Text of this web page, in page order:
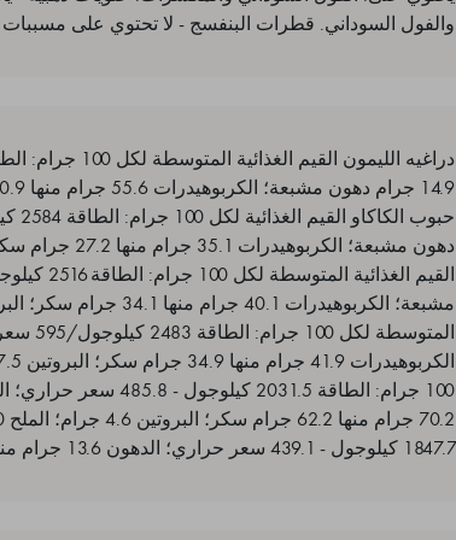
والفول السوداني. قطرات البنفسج - لا تحتوي على
1847.7 كيلوجول - 439.1 سعر حراري؛ الدهون 13.6 جرام منها 1.7 جرام دهون مشبعة؛ الكربوهيدرات 71.5 جرام م